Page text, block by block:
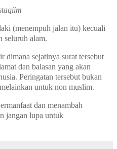
(menempuh jalan itu) kecuali
seluruh alam.
dimana sejatinya surat tersebut
dan balasan yang akan
Peringatan tersebut bukan
untuk non muslim.
dan menambah
jangan lupa untuk